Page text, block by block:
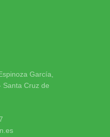
García,
Santa Cruz de